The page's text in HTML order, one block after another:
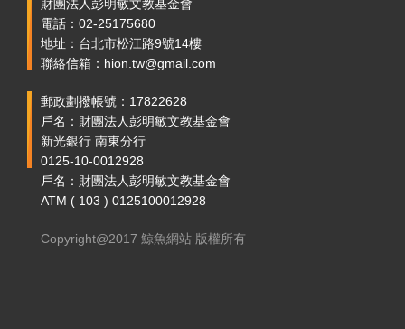
財團法人彭明敏文教基金會
電話：02-25175680
地址：台北市松江路9號14樓
聯絡信箱：hion.tw@gmail.com
郵政劃撥帳號：17822628
戶名：財團法人彭明敏文教基金會
新光銀行 南東分行
0125-10-0012928
戶名：財團法人彭明敏文教基金會
ATM ( 103 ) 0125100012928
Copyright@2017 鯨魚網站 版權所有